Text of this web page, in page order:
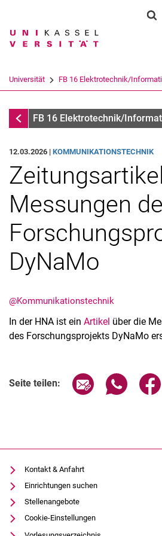
Suchbegriff
Suchen
Universität FB 16 Elektrotechnik/
InfothekFB 16 Elektrotechnik/
Veranstaltungen
Stellenausschreibungen
12.03.2026 | KOMMUNIKATIONSTECHNIK
Messungen
DyNaMo
@Kommunikationstechnik
In der HNA ist ein Artikel über die
des Forschungsprojekts DyNaMo
Seite teilen: Seite über E-
Seite
Kontakt & Anfahrt
Einrichtungen suchen
Stellenangebote
Cookie-Einstellungen